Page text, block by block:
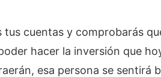
tus cuentas y comprobarás
hacer la inversión que
esa persona se sentirá